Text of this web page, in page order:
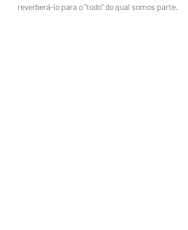
reverberá-lo para o "todo" do qual somos parte.